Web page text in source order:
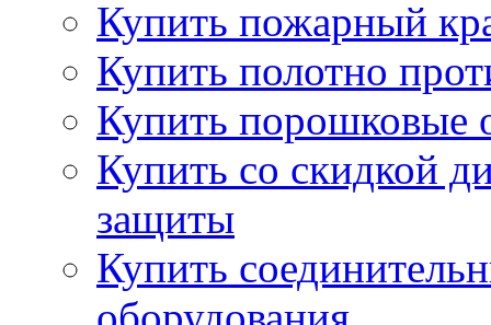
Купить пожарный
Купить полотно
Купить порошковые
Купить со скидкой
защиты
Купить